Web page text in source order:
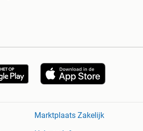
Marktplaats Zakelijk